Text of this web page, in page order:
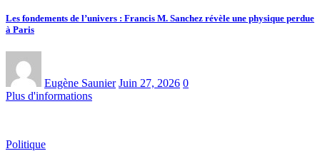
Les fondements de l’univers : Francis M. Sanchez révèle une physique perdue
à Paris
Eugène Saunier Juin 27, 2026 0
Plus d'informations
Politique